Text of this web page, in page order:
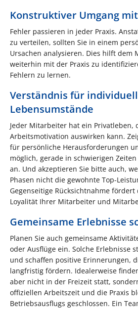
Konstruktiver Umgang
Fehler passieren in jeder Praxis.
zu verteilen, sollten Sie in einem
Ursachen analysieren. Dies hilft dem
weiterhin mit der Praxis zu
Fehlern zu lernen.
Verständnis für
Lebensumstände
Jeder Mitarbeiter hat ein Privatleben,
Arbeitsmotivation auswirken kann.
für persönliche Herausforderungen
möglich, gerade in schwierigen
an. Und akzeptieren Sie bitte auch,
Phasen nicht die gewohnte Top-
Gegenseitige Rücksichtnahme
Loyalität Ihrer Mitarbeiter und
Gemeinsame Erlebnisse
Planen Sie auch gemeinsame
oder Ausflüge ein. Solche Erlebnisse
und schaffen positive Erinnerungen,
langfristig fördern. Idealerweise
aber nicht in der Freizeit statt,
offiziellen Arbeitszeit und die Praxis
Betriebsausflugs geschlossen. Ein